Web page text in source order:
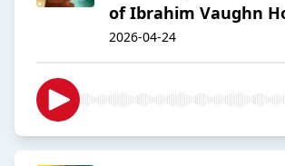
of Ibrahim Vaughn
2026-04-24